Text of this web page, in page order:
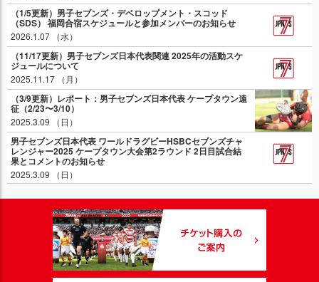
（1/5更新）男子セブンズ・デベロップメント・スコッド
（SDS） 福岡合宿スケジュールと参加メンバーのお知らせ
2026.1.07 （水）
（11/17更新）男子セブンズ日本代表関連 2025年の活動スケ
ジュールについて
2025.11.17 （月）
（3/9更新）レポート：男子セブンズ日本代表 ケープタウン遠
征（2/23〜3/10）
2025.3.09 （日）
男子セブンズ日本代表 ワールドラグビーHSBCセブンズチャ
レンジャー2025 ケープタウン大会第2ラウンド 2日目試合結
果とコメントのお知らせ
2025.3.09 （日）